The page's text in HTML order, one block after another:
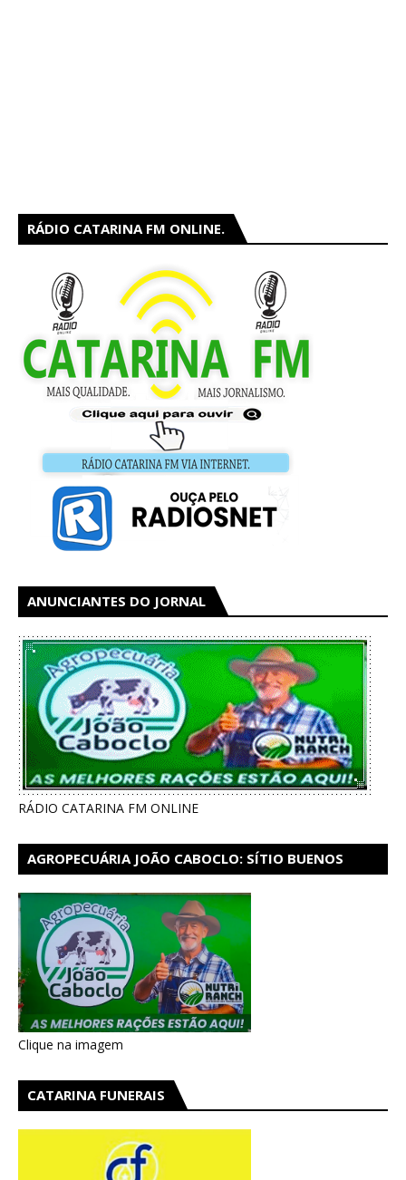
RÁDIO CATARINA FM ONLINE.
ANUNCIANTES DO JORNAL
RÁDIO CATARINA FM ONLINE
AGROPECUÁRIA JOÃO CABOCLO: SÍTIO BUENOS
Clique na imagem
CATARINA FUNERAIS